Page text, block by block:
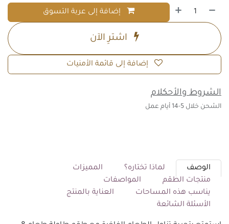
إضافة إلى عربة التسوق
اشترِ الآن
إضافة إلى قائمة الأمنيات
الشروط والأحكلام
الشحن خلال 5-14 أيام عمل
الوصف لماذا تختاره؟
المميزات
منتجات الطقم
المواصفات
يناسب هذه المساحات
العناية بالمنتج
الأسئلة الشائعة